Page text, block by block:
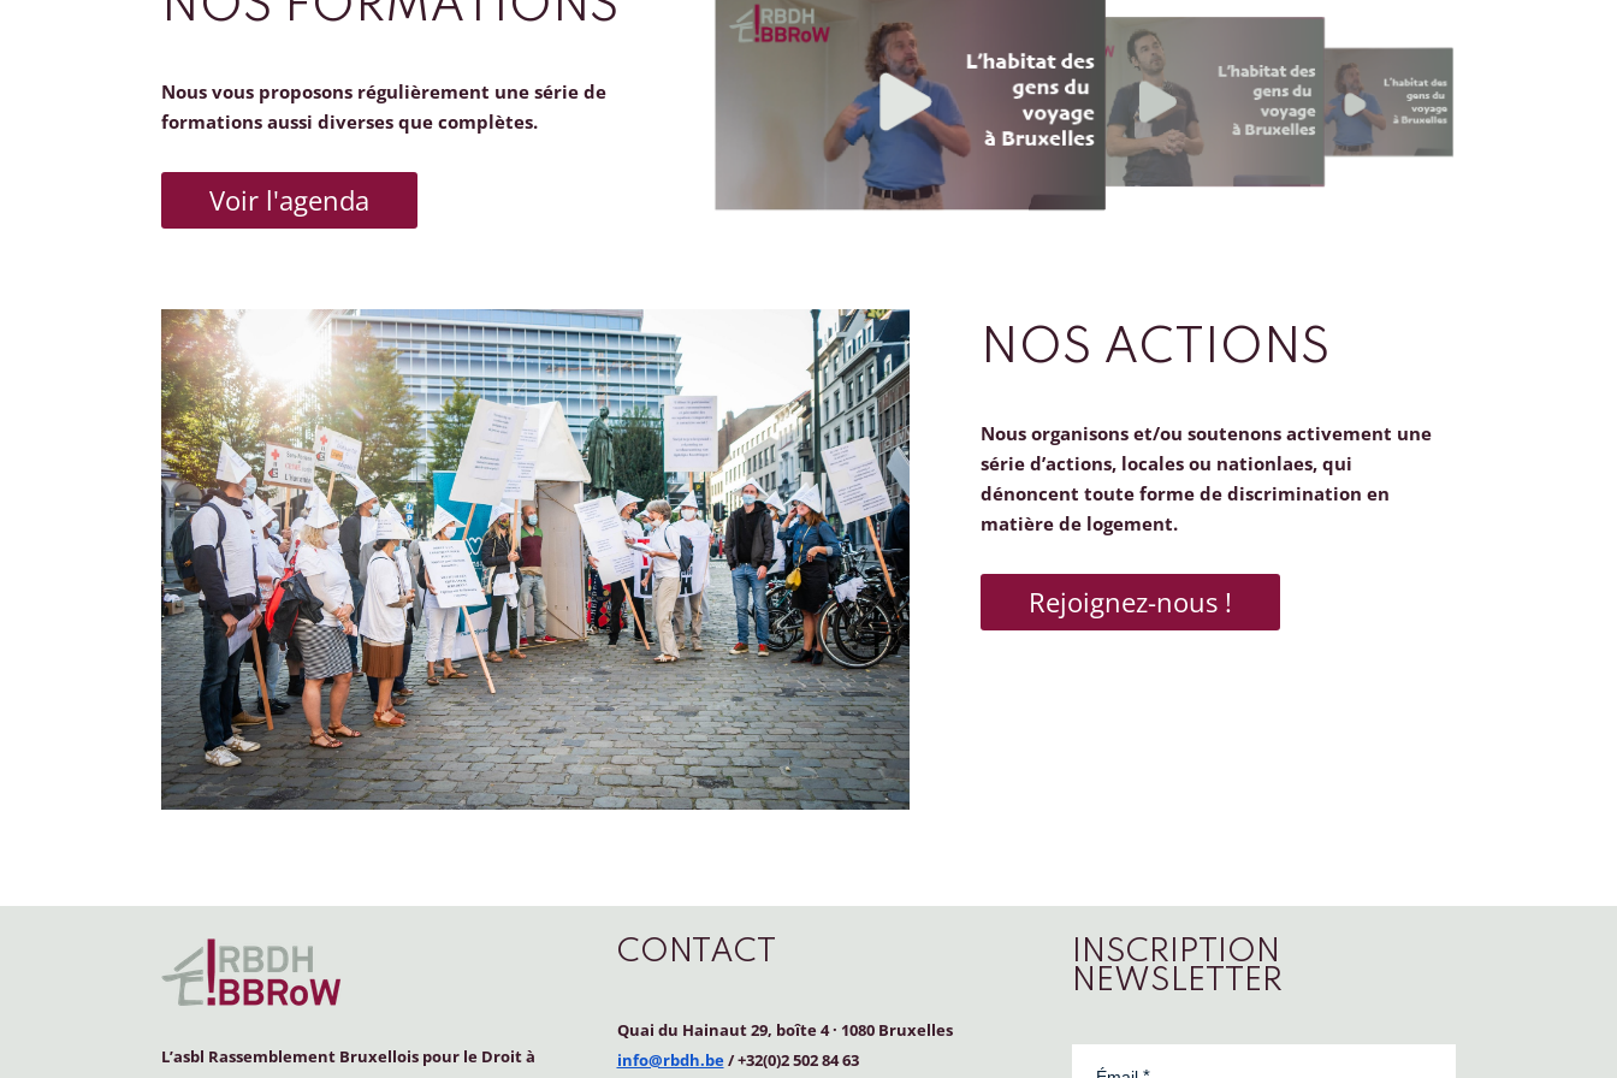
Nous vous proposons régulièrement une série de
formations aussi diverses que complètes.
Voir l'agenda
NOS ACTIONS
Nous organisons et/ou soutenons activement une
série d’actions, locales ou nationlaes, qui
dénoncent toute forme de discrimination en
matière de logement.
Rejoignez-nous !
L’asbl Rassemblement Bruxellois pour le Droit à
CONTACT
Quai du Hainaut 29, boîte 4· 1080 Bruxelles
info@rbdh.be/ +32(0)2 502 84 63
INSCRIPTION
NEWSLETTER